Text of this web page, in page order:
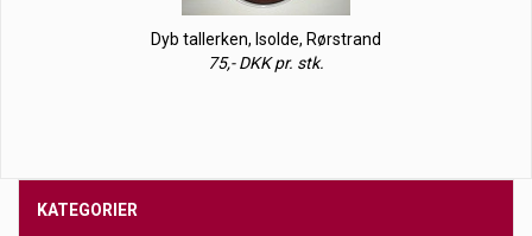
Dyb tallerken, Isolde, Rørstrand
75,- DKK pr. stk.
KATEGORIER